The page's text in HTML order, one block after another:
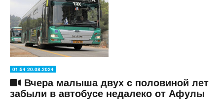
01:54 20.08.2024
Вчера малыша двух с половиной лет
забыли в автобусе недалеко от Афулы